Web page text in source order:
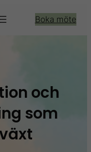
Boka möte
och
som